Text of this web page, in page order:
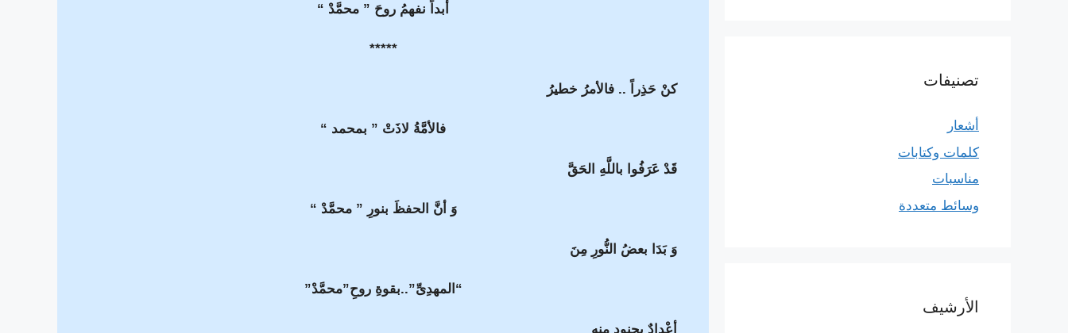
أبداً نفهمُ روحَ ” محمَّدْ “
*****
كنْ حَذِراً .. فالأمرُ خطيرُ
فالأمَّةُ لاذَتْ ” بمحمد “
قَدْ عَرَفُوا باللَّهِ الحَقَّ
وَ أنَّ الحفظَ بنورِ ” محمَّدْ “
وَ بَدَا بعضُ النُّورِ مِنَ
“المهدِىِّ”..بقوةِ روحِ”محمَّدْ”
أعْدادٌ بجنودٍ مِنه
تصنيفات
أشعار
كلمات وكتابات
مناسبات
وسائط متعددة
الأرشيف